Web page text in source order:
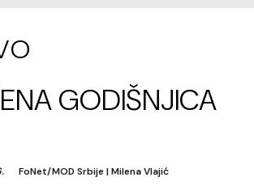
GODIŠNJICA
FoNet/MOD Srbije|Milena Vlajić